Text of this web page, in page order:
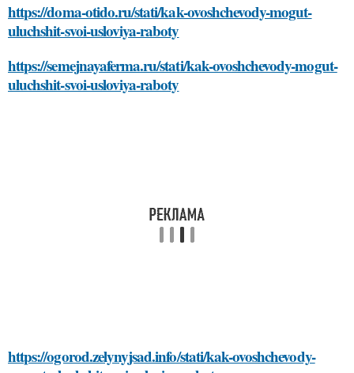
https://doma-otido.ru/stati/kak-ovoshchevody-mogut-
uluchshit-svoi-usloviya-raboty
https://semejnayaferma.ru/stati/kak-ovoshchevody-mogut-
uluchshit-svoi-usloviya-raboty
https://ogorod.zelynyjsad.info/stati/kak-ovoshchevody-